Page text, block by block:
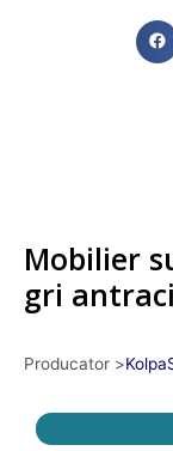
Mobilier
gri
Producator >